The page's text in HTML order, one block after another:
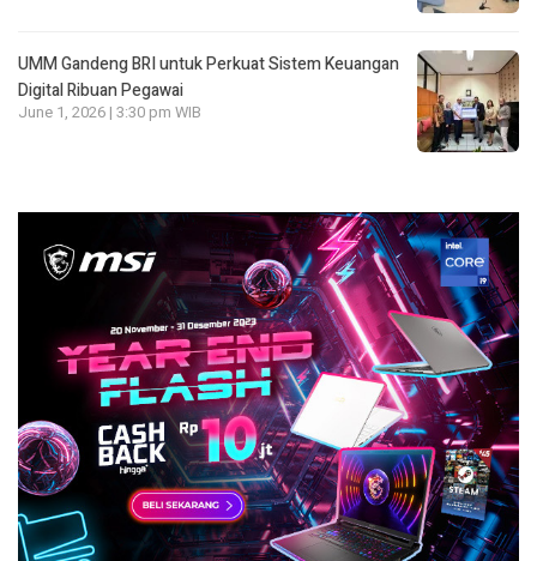
UMM Gandeng BRI untuk Perkuat Sistem Keuangan
Digital Ribuan Pegawai
June 1, 2026 | 3:30 pm WIB